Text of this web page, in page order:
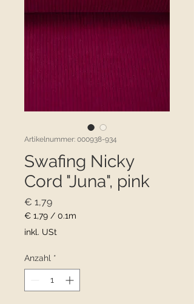
Artikelnummer: 000938-934
Swafing Nicky
Cord "Juna", pink
€ 1,79Preis
€ 1,79 / 0.1m
€ 1,79
Meter
inkl. USt
Anzahl *